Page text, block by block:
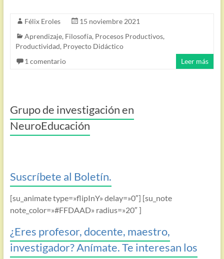
Félix Eroles
15 noviembre 2021
Aprendizaje, Filosofía, Procesos Productivos,
Productividad, Proyecto Didáctico
1 comentario
Leer más
Grupo de investigación en
NeuroEducación
Suscríbete al Boletín.
[su_animate type=»flipInY» delay=»0″] [su_note
note_color=»#FFDAAD» radius=»20″ ]
¿Eres profesor, docente, maestro,
investigador? Anímate. Te interesan los